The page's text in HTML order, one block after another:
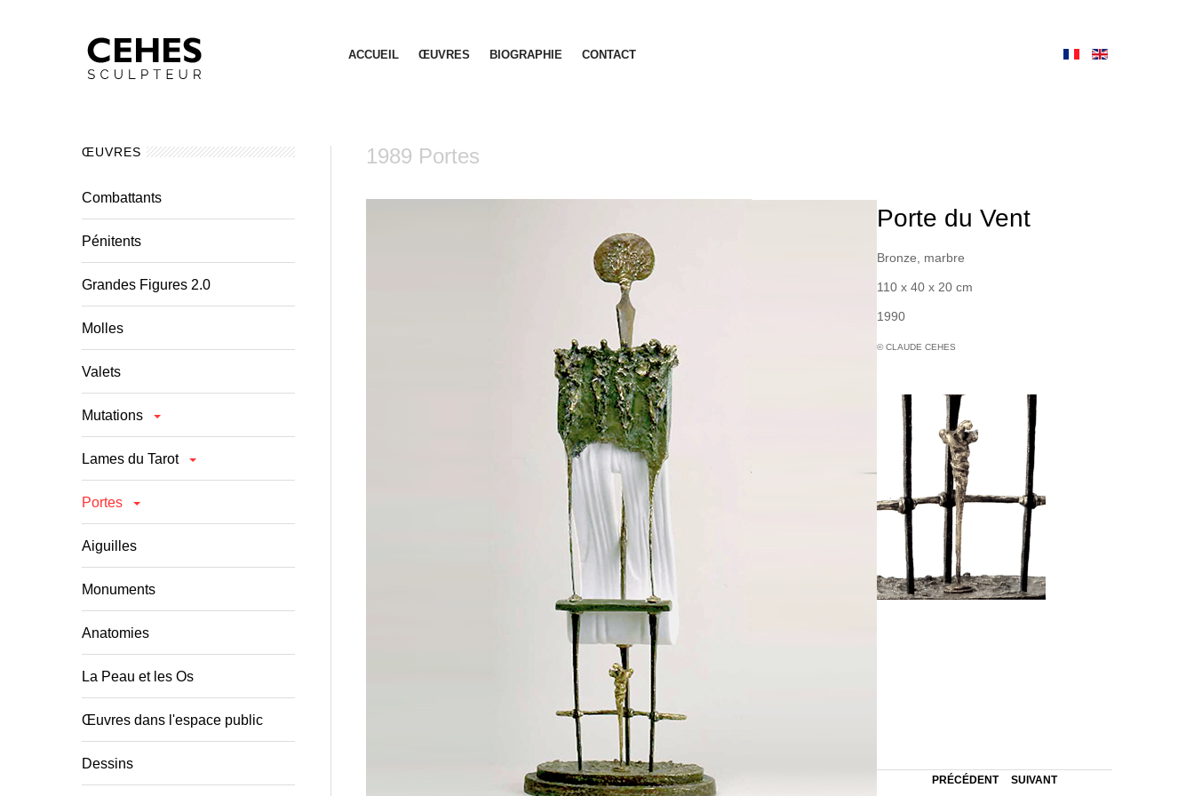
ACCUEIL ŒUVRES BIOGRAPHIE CONTACT
1989 Portes
Porte du Vent
Bronze, marbre
110 x 40 x 20 cm
1990
© CLAUDE CEHES
PRÉCÉDENT SUIVANT
ŒUVRES
Combattants
Pénitents
Grandes Figures 2.0
Molles
Valets
Mutations
Lames du Tarot
Portes
Aiguilles
Monuments
Anatomies
La Peau et les Os
Œuvres dans l'espace public
Dessins